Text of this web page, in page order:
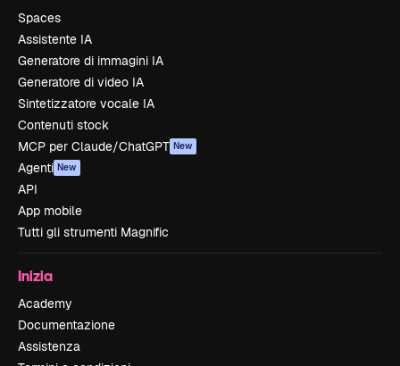
Spaces
Assistente IA
Generatore di immagini IA
Generatore di video IA
Sintetizzatore vocale IA
Contenuti stock
MCP per Claude/ChatGPT New
Agenti New
API
App mobile
Tutti gli strumenti Magnific
Inizia
Academy
Documentazione
Assistenza